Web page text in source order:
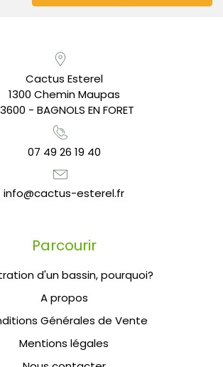
Cactus Esterel
1300 Chemin Maupas
- BAGNOLS EN FORET
07 49 26 19 40
info@cactus-esterel.fr
Parcourir
d'un bassin, pourquoi?
A propos
Générales de Vente
Mentions légales